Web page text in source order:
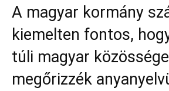
A magyar kormány
kiemelten fontos,
túli magyar
megőrizzék